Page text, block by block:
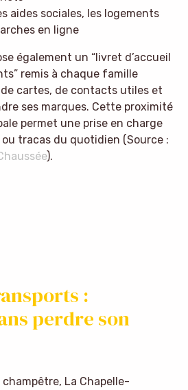
aides sociales, les logements
en ligne
également un “livret d’accueil
remis à chaque famille
cartes, de contacts utiles et
ses marques. Cette proximité
permet une prise en charge
tracas du quotidien (Source :
).
:
perdre son
La Chapelle-